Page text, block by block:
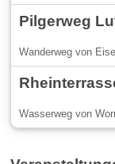
Pilgerweg
Wanderweg von
Wasserweg von